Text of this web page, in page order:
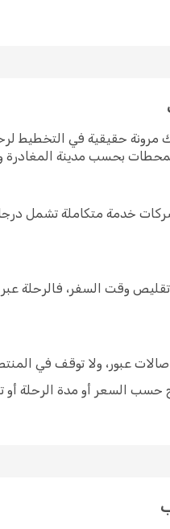
مرونة حقيقية في
بحسب مدينة
خدمة متكاملة تشمل
وقت السفر، فالرحلة
صالات عبور، ولا توقف في
السعر أو مدة الرحلة أو